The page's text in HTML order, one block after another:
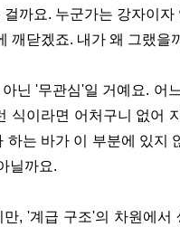
까요. 누군가는 강자이
깨닫겠죠. 내가 왜 그랬을
닌 '무관심'일 거예요. 어
식이라면 어처구니 없어
하는 바가 이 부분에 있
닐까요.
, '계급 구조'의 차원에